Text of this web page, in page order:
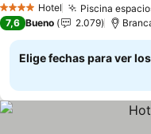
4 EstrellasHotel Piscina
7,6 Bueno 2.079
Elige fechas para ver